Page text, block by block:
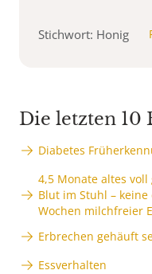
Stichwort: Honig
Die letzten 10
Diabetes
4,5 Monate altes
Blut im Stuhl –
Wochen milchfreier
Erbrechen gehäuft
Essverhalten